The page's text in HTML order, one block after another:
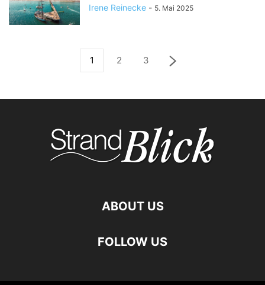
Irene Reinecke - 5. Mai 2025
1 2 3
ABOUT US
FOLLOW US